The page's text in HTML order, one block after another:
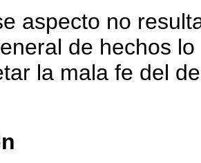
aspecto no
de hechos
la mala fe del